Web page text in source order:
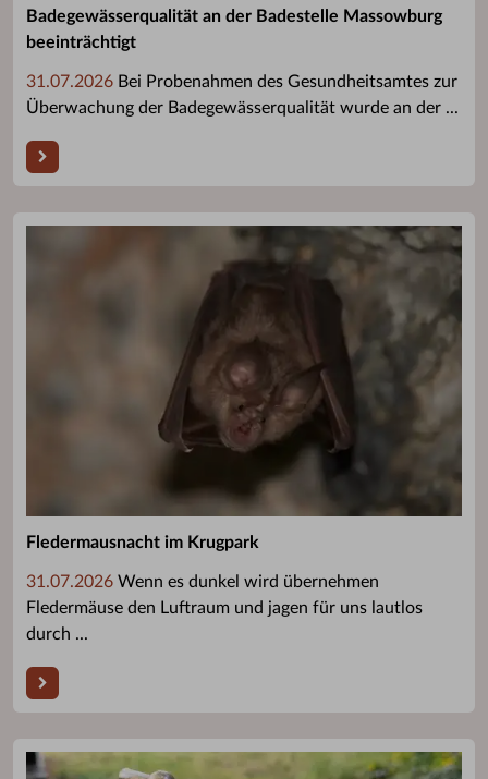
Badegewässerqualität an der Badestelle Massowburg
beeinträchtigt
31.07.2026 Bei Probenahmen des Gesundheitsamtes zur
Überwachung der Badegewässerqualität wurde an der ...
Fledermausnacht im Krugpark
31.07.2026 Wenn es dunkel wird übernehmen
Fledermäuse den Luftraum und jagen für uns lautlos
durch ...